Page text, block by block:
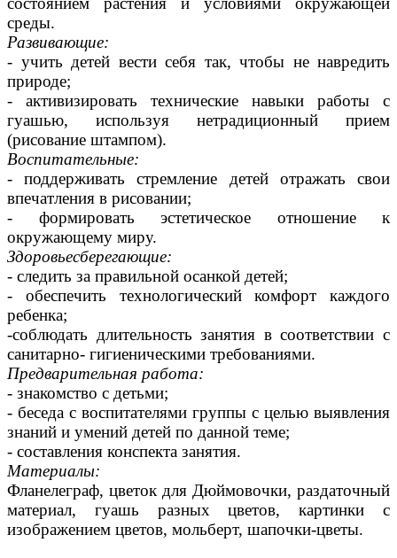
среды.
Развивающие:
- учить детей вести себя так, чтобы не навредить
природе;
- активизировать технические навыки работы с
гуашью, используя нетрадиционный прием
(рисование штампом).
Воспитательные:
- поддерживать стремление детей отражать свои
впечатления в рисовании;
- формировать эстетическое отношение к
окружающему миру.
Здоровьесберегающие:
- следить за правильной осанкой детей;
- обеспечить технологический комфорт каждого
ребенка;
-соблюдать длительность занятия в соответствии с
санитарно- гигиеническими требованиями.
Предварительная работа:
- знакомство с детьми;
- беседа с воспитателями группы с целью выявления
знаний и умений детей по данной теме;
- составления конспекта занятия.
Материалы:
Фланелеграф, цветок для Дюймовочки, раздаточный
материал, гуашь разных цветов, картинки с
изображением цветов, мольберт, шапочки-цветы.